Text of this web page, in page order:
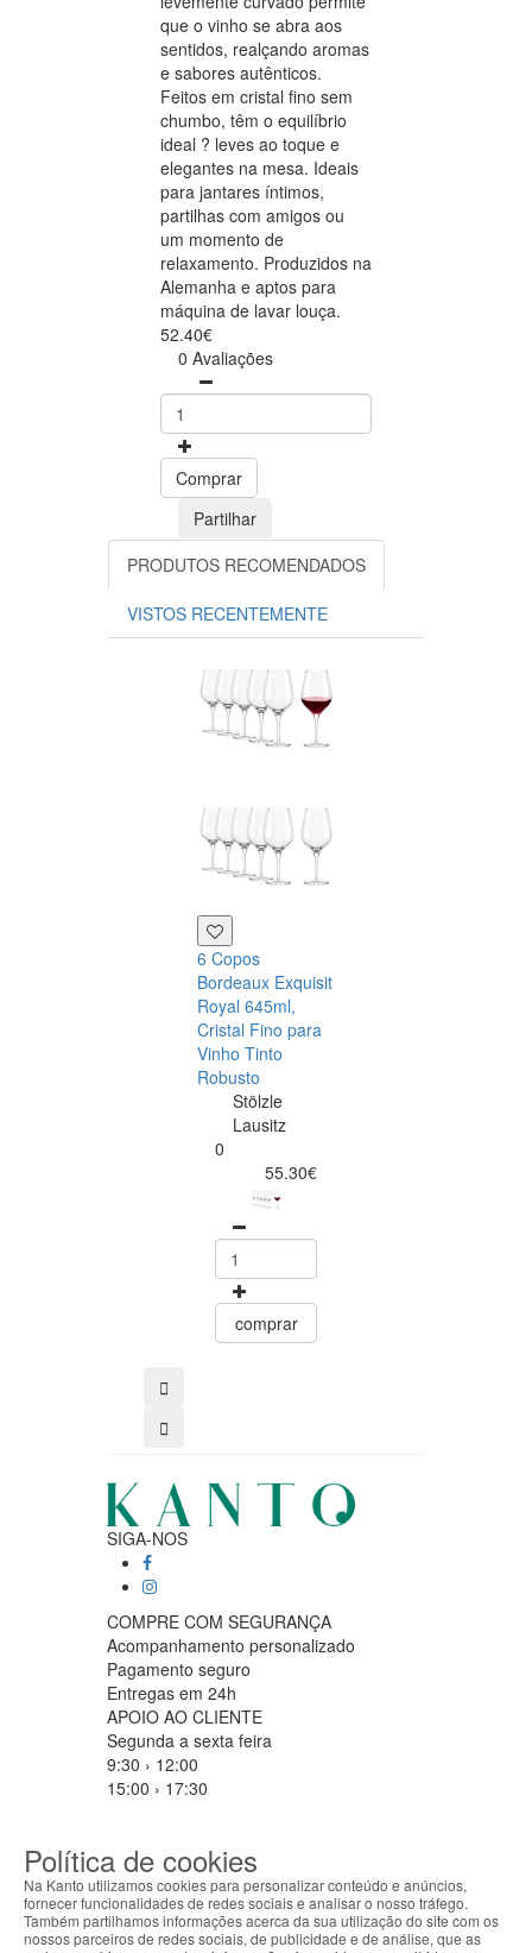
que o vinho se abra aos
sentidos, realçando aromas
e sabores autênticos.
Feitos em cristal fino sem
chumbo, têm o equilíbrio
ideal ? leves ao toque e
elegantes na mesa. Ideais
para jantares íntimos,
partilhas com amigos ou
um momento de
relaxamento. Produzidos na
Alemanha e aptos para
máquina de lavar louça.
52.40€
0 Avaliações
Comprar
Partilhar
PRODUTOS RECOMENDADOS
VISTOS RECENTEMENTE
6 Copos
Bordeaux Exquisit
Royal 645ml,
Cristal Fino para
Vinho Tinto
Robusto
Stölzle
Lausitz
0
55.30€
comprar
SIGA-NOS
COMPRE COM SEGURANÇA
Acompanhamento personalizado
Pagamento seguro
Entregas em 24h
APOIO AO CLIENTE
Segunda a sexta feira
9:30 › 12:00
15:00 › 17:30
MÉTODOS DE PAGAMENTO
ABOUT THE COOKIES
Política de cookies
Na Kanto utilizamos cookies para personalizar conteúdo e anúncios,
fornecer funcionalidades de redes sociais e analisar o nosso tráfego.
Também partilhamos informações acerca da sua utilização do site com os
nossos parceiros de redes sociais, de publicidade e de análise, que as